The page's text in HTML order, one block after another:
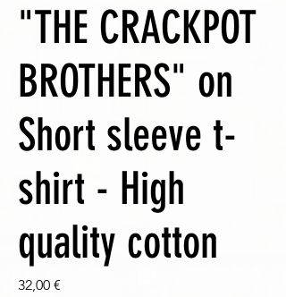
"THE CRACKPOT
BROTHERS" on
Short sleeve t-
shirt - High
quality cotton
32,00 €